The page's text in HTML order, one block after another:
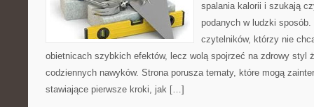
spalania kalorii i szukają
podanych w ludzki sposób.
czytelników, którzy nie
obietnicach szybkich efektów, lecz wolą spojrzeć na zdrowy styl
codziennych nawyków. Strona porusza tematy, które mogą
stawiające pierwsze kroki, jak […]